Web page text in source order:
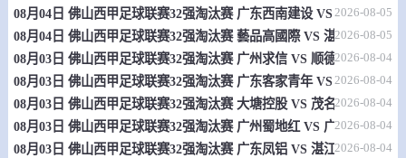
哥伦乙 08-09 03:00 直播中
帕特里奥坦斯 0 - 0 巴瑞库拉
情报
厄瓜乙 08-09 03:00 直播中
08月04日 佛山西甲足球联赛32强淘汰赛 广东西南建设 VS 香港圣徒
2026-08-05
08月04日 佛山西甲足球联赛32强淘汰赛 藝品高國際 VS 湛江狂狼·粵
2026-08-05
08月03日 佛山西甲足球联赛32强淘汰赛 广州求信 VS 顺德新青年 全
2026-08-04
08月03日 佛山西甲足球联赛32强淘汰赛 广东客家青年 VS 广州英华思
2026-08-04
08月03日 佛山西甲足球联赛32强淘汰赛 大塘控股 VS 茂名市点都得
2026-08-04
08月03日 佛山西甲足球联赛32强淘汰赛 广州蜀地红 VS 广州戴拿模
2026-08-04
08月03日 佛山西甲足球联赛32强淘汰赛 广东凤铝 VS 湛江八部科技
2026-08-04